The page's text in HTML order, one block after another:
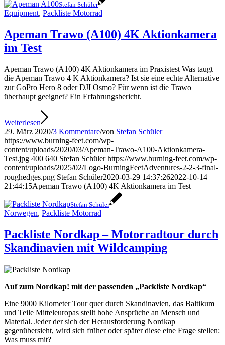
Stefan Schüler
Equipment, Packliste Motorrad
Apeman Trawo (A100) 4K Aktionkamera
im Test
Apeman Trawo (A100) 4K Aktionkamera im Praxistest Was taugt
die Apeman Trawo 4 K Aktionkamera? Ist sie eine echte Alternative
zur GoPro Hero 8 oder DJI Osmo? Für wenn ist die Trawo
überhaupt geeignet? Ein Erfahrungsbericht.
Weiterlesen
29. März 2020/3 Kommentare/von Stefan Schüler
https://www.burning-feet.com/wp-
content/uploads/2020/03/Apeman-Trawo-A100-Aktionkamera-
Test.jpg 400 640 Stefan Schüler https://www.burning-feet.com/wp-
content/uploads/2025/02/Logo-BurningFeetAdventures-2-2-3-final-
roughedges.png Stefan Schüler2020-03-29 14:37:262022-10-14
21:44:15Apeman Trawo (A100) 4K Aktionkamera im Test
Stefan Schüler
Norwegen, Packliste Motorrad
Packliste Nordkap – Motorradtour durch
Skandinavien mit Wildcamping
Auf zum Nordkap! mit der passenden „Packliste Nordkap“
Eine 9000 Kilometer Tour quer durch Skandinavien, das Baltikum
und Teile Mitteleuropas stellt hohe Ansprüche an Mensch und
Material. Jeder der sich der Herausforderung Nordkap
gegenübersieht, wird sich früher oder später diese eine Frage stellen:
Was muss mit?